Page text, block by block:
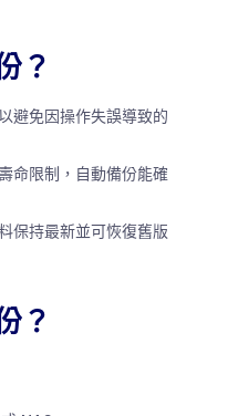
？
避免因操作失誤導致的
命限制，自動備份能確
保持最新並可恢復舊版
？